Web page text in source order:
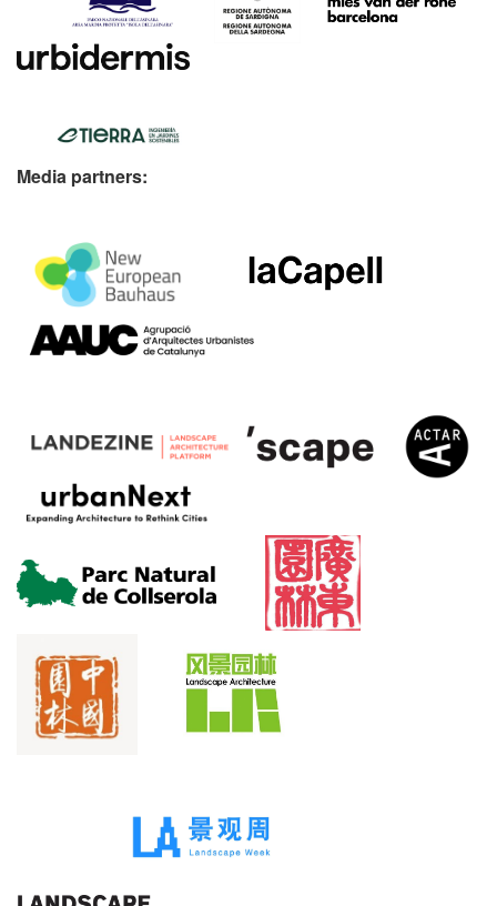
Media partners: